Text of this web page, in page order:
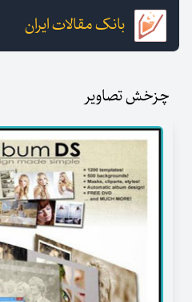
بانک مقالات ایران
چزخش تصاویر